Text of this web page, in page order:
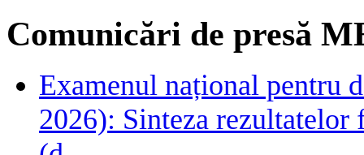
Comunicări de presă
Examenul național pentru
2026): Sinteza rezultatelor